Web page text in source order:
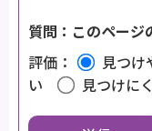
質問：このページ
評価：
見つけ
い
見つけに